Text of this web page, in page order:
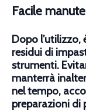
Facile
Dopo l’utilizzo,
residui di
strumenti.
manterrà
nel tempo,
preparazioni di